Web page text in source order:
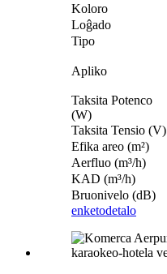
Koloro
Loĝado
Tipo
Apliko
Taksita Potenco
(W)
Taksita Tensio (V)
Efika areo (m²)
Aerfluo (m³/h)
KAD (m³/h)
Bruonivelo (dB)
enketodetalo